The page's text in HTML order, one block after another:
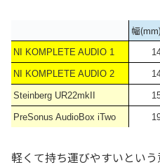
幅(mm)
NI KOMPLETE AUDIO 1
NI KOMPLETE AUDIO 2
Steinberg UR22mkII
PreSonus AudioBox iTwo
軽くて持ち運びやすいとい